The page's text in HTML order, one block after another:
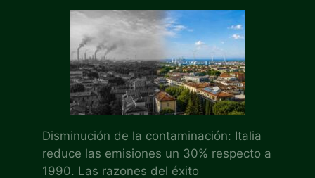
Disminución de la contaminación: Italia
reduce las emisiones un 30% respecto a
1990. Las razones del éxito